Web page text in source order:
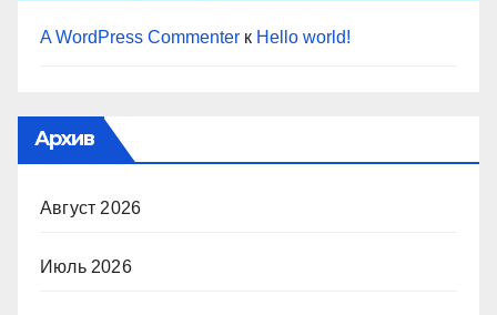
A WordPress Commenter к Hello world!
Архив
Август 2026
Июль 2026